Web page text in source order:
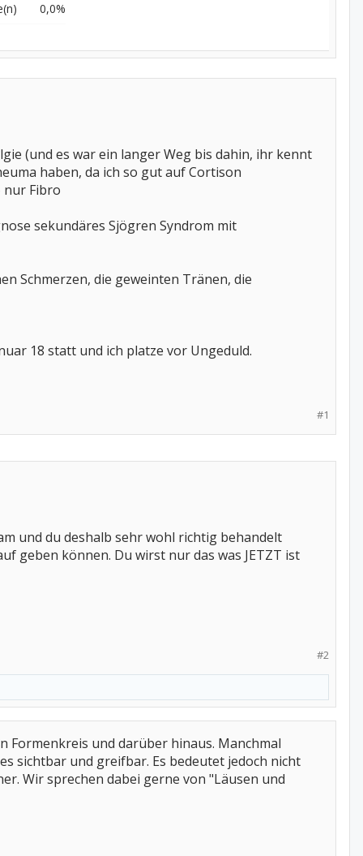
0,0%
(und es war ein langer Weg bis dahin, ihr kennt
haben, da ich so gut auf Cortison
nur Fibro
sekundäres Sjögren Syndrom mit
Schmerzen, die geweinten Tränen, die
18 statt und ich platze vor Ungeduld.
#1
und du deshalb sehr wohl richtig behandelt
geben können. Du wirst nur das was JETZT ist
#2
Formenkreis und darüber hinaus. Manchmal
sichtbar und greifbar. Es bedeutet jedoch nicht
Wir sprechen dabei gerne von "Läusen und